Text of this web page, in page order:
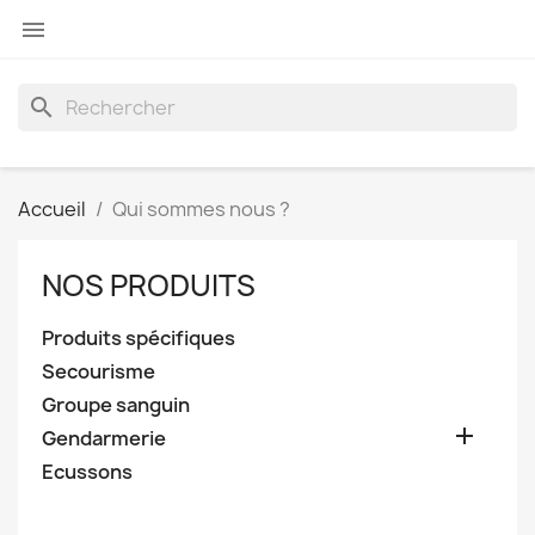

search
Accueil Qui sommes nous ?
NOS PRODUITS
Produits spécifiques
Secourisme
Groupe sanguin
Gendarmerie

Ecussons